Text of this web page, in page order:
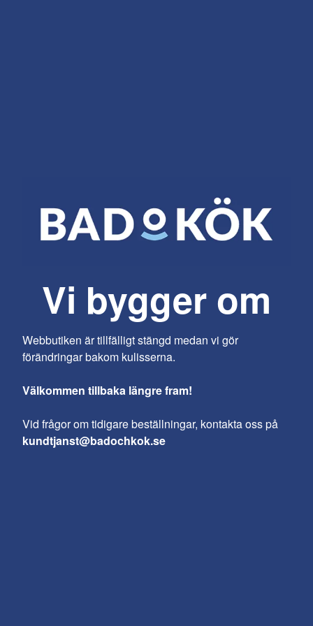
Vi bygger om
Webbutiken är tillfälligt stängd medan vi gör
förändringar bakom kulisserna.
Välkommen tillbaka längre fram!
Vid frågor om tidigare beställningar, kontakta oss på
kundtjanst@badochkok.se